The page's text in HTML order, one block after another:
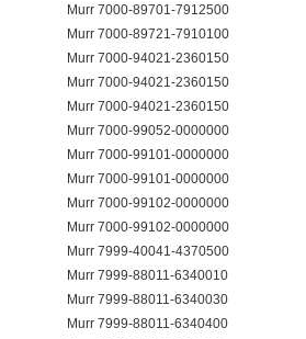
Murr 7000-89701-7912500
Murr 7000-89721-7910100
Murr 7000-94021-2360150
Murr 7000-94021-2360150
Murr 7000-94021-2360150
Murr 7000-99052-0000000
Murr 7000-99101-0000000
Murr 7000-99101-0000000
Murr 7000-99102-0000000
Murr 7000-99102-0000000
Murr 7999-40041-4370500
Murr 7999-88011-6340010
Murr 7999-88011-6340030
Murr 7999-88011-6340400